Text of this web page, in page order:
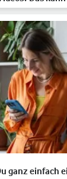
ganz einfach